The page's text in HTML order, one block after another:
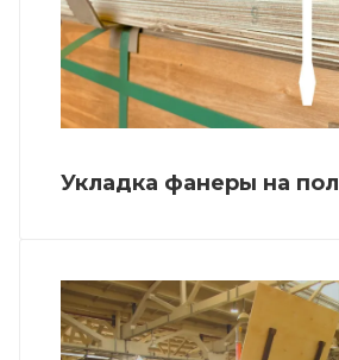
Укладка фанеры на пол